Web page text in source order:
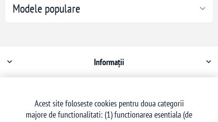
Modele populare
Informații
Acest site foloseste cookies pentru doua categorii
majore de functionalitati: (1) functionarea esentiala (de